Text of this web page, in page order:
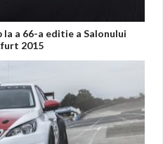
la a 66-a editie a Salonului
2015